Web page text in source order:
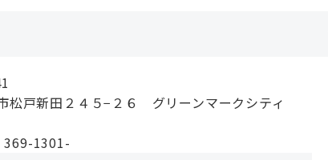
松戸新田２４５−２６ グリーンマークシティ
1301-